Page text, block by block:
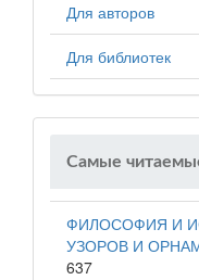
Для авторов
Для библиотек
Самые
ФИЛОСОФИЯ И
УЗОРОВ И
637